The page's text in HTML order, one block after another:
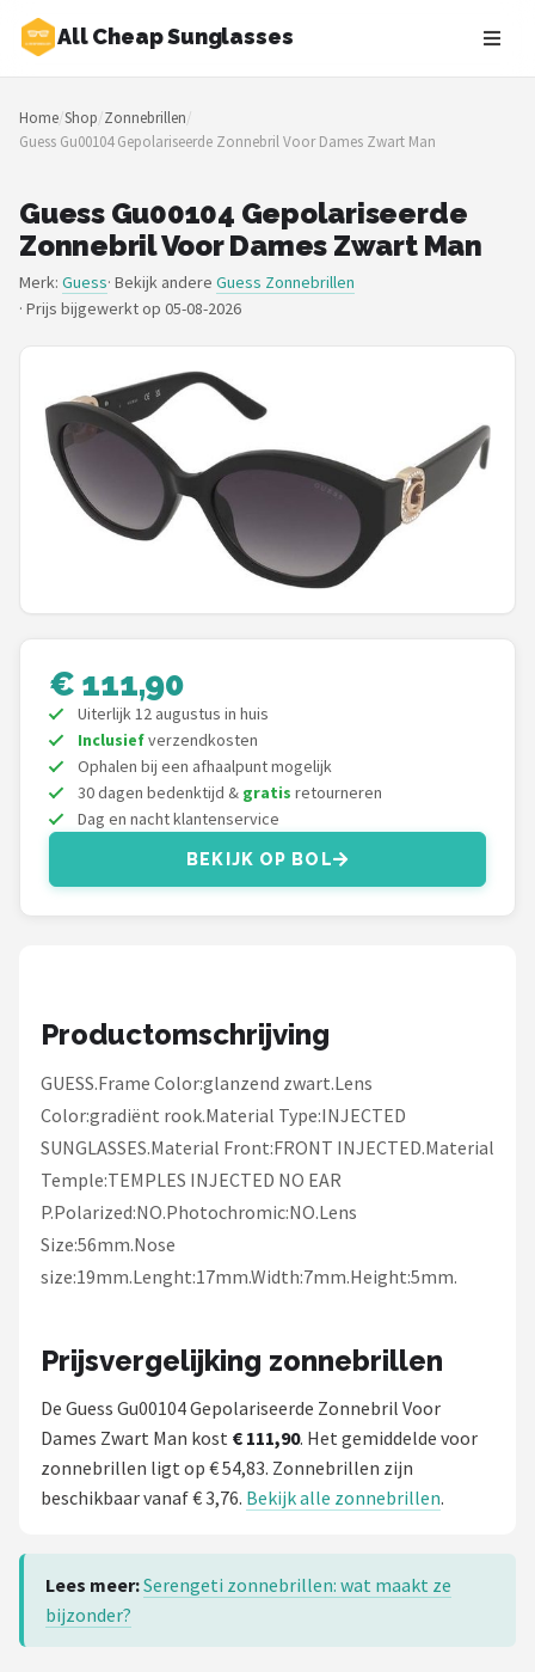
All Cheap Sunglasses
Zoeken
NAVIGATIE
Merken
Blog
Zonnebrillen
Baby zonnebrillen
Shop
POPULAIRE MERKEN
KIMU
Kingseven
Sinner
Montuurtjevoorjou
Fako Fashion®
Fako Sunglasses®
Zonnebril Dames
Alle merken →
Home/Shop/Zonnebrillen/
Guess Gu00104 Gepolariseerde Zonnebril Voor Dames Zwart Man
Guess Gu00104 Gepolariseerde
Zonnebril Voor Dames Zwart Man
Merk: Guess· Bekijk andere Guess Zonnebrillen
· Prijs bijgewerkt op 05-08-2026
€ 111,90
Uiterlijk 12 augustus in huis
Inclusiefverzendkosten
Ophalen bij een afhaalpunt mogelijk
30 dagen bedenktijd & gratis retourneren
Dag en nacht klantenservice
BEKIJK OP BOL
Productomschrijving
GUESS.Frame Color:glanzend zwart.Lens
Color:gradiënt rook.Material Type:INJECTED
SUNGLASSES.Material Front:FRONT INJECTED.Material
Temple:TEMPLES INJECTED NO EAR
P.Polarized:NO.Photochromic:NO.Lens
Size:56mm.Nose
size:19mm.Lenght:17mm.Width:7mm.Height:5mm.
Prijsvergelijking zonnebrillen
De Guess Gu00104 Gepolariseerde Zonnebril Voor
Dames Zwart Man kost € 111,90. Het gemiddelde voor
zonnebrillen ligt op € 54,83. Zonnebrillen zijn
beschikbaar vanaf € 3,76. Bekijk alle zonnebrillen.
Lees meer:Serengeti zonnebrillen: wat maakt ze
bijzonder?